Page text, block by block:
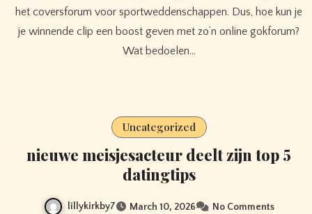
het coversforum voor sportweddenschappen. Dus, hoe kun je
je winnende clip een boost geven met zo’n online gokforum?
Wat bedoelen…
Uncategorized
nieuwe meisjesacteur deelt zijn top 5
datingtips
lillykirkby7 March 10, 2026 No Comments